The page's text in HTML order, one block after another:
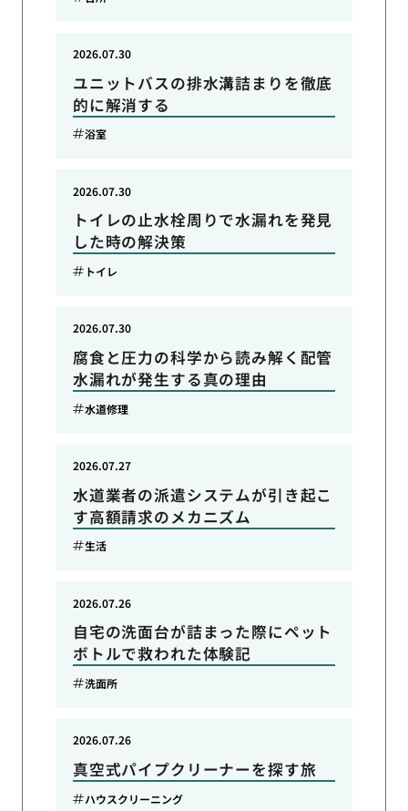
ユニットバスの排水溝詰まりを徹底
的に解消する
2026.07.30
浴室
トイレの止水栓周りで水漏れを発見
した時の解決策
2026.07.30
トイレ
腐食と圧力の科学から読み解く配管
水漏れが発生する真の理由
2026.07.30
水道修理
水道業者の派遣システムが引き起こ
す高額請求のメカニズム
2026.07.27
生活
自宅の洗面台が詰まった際にペット
ボトルで救われた体験記
2026.07.26
洗面所
真空式パイプクリーナーを探す旅
2026.07.26
ハウスクリーニング